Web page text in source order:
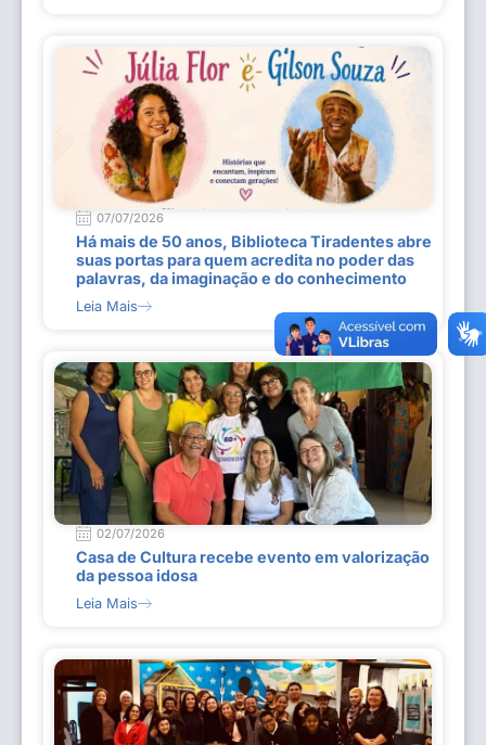
07/07/2026
Há mais de 50 anos, Biblioteca Tiradentes abre
suas portas para quem acredita no poder das
palavras, da imaginação e do conhecimento
Leia Mais
02/07/2026
Casa de Cultura recebe evento em valorização
da pessoa idosa
Leia Mais